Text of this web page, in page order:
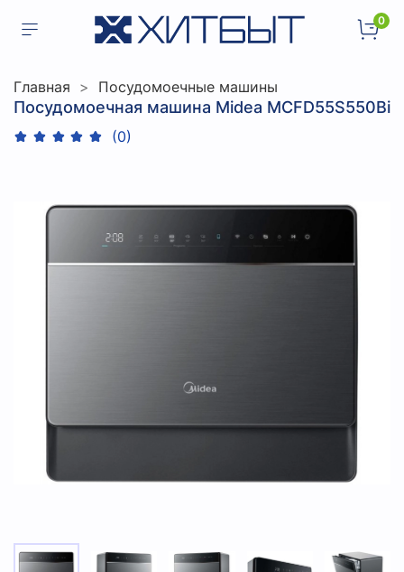
0
Главная Посудомоечные машины
Посудомоечная машина Midea MCFD55S550Bi
(0)